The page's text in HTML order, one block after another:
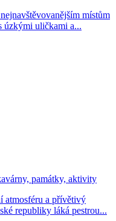
místům
úzkými uličkami a...
památky, aktivity
atmosféru a přívětivý
republiky láká pestrou...